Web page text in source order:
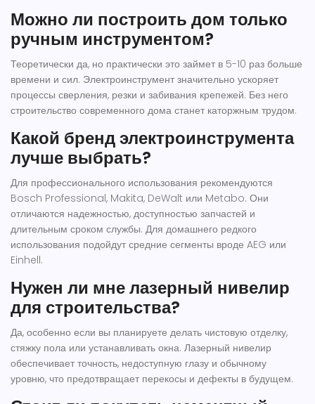
Можно ли построить дом только
ручным инструментом?
Теоретически да, но практически это займет в 5-10 раз больше
времени и сил. Электроинструмент значительно ускоряет
процессы сверления, резки и забивания крепежей. Без него
строительство современного дома станет каторжным трудом.
Какой бренд электроинструмента
лучше выбрать?
Для профессионального использования рекомендуются
Bosch Professional, Makita, DeWalt или Metabo. Они
отличаются надежностью, доступностью запчастей и
длительным сроком службы. Для домашнего редкого
использования подойдут средние сегменты вроде AEG или
Einhell.
Нужен ли мне лазерный нивелир
для строительства?
Да, особенно если вы планируете делать чистовую отделку,
стяжку пола или устанавливать окна. Лазерный нивелир
обеспечивает точность, недоступную глазу и обычному
уровню, что предотвращает перекосы и дефекты в будущем.